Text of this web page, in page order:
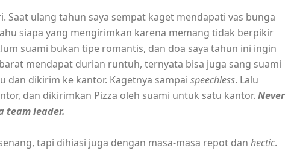
ulang tahun saya sempat kaget mendapati vas bunga
siapa yang mengirimkan karena memang tidak berpikir
suami bukan tipe romantis, dan doa saya tahun ini ingin
mendapat durian runtuh, ternyata bisa juga sang suami
dan dikirim ke kantor. Kagetnya sampai speechless. Lalu
dan dikirimkan Pizza oleh suami untuk satu kantor. Never
team leader.
tapi dihiasi juga dengan masa-masa repot dan hectic.